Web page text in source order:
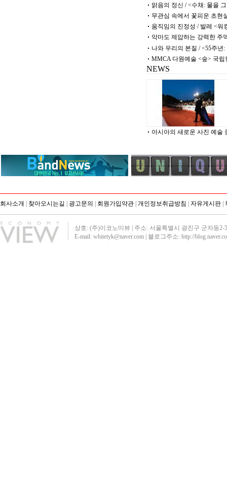
맑음의 정신 / <수채: 물을
무관심 속에서 꽃피운 초현
움직임의 진정성 / 발레 <
악마도 제압하는 강력한 주
나와 우리의 본질 / <55주년
MMCA 다원예술 <숲> 국
NEWS
아시아의 새로운 사진 예술
회사소개 찾아오시는길 광고문의 회원가입약관 개인정보취급방침 자유게시판
상호: (주)이코노미뷰 | 주소: 서울특별시 광진구 군자동2-
E-mail: whitetyk@naver.com | 블로그주소: http://